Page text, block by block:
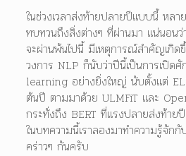
ในช่วงเวลาส่งท้ายปลายปีแบบนี้ หลา
ทบทวนถึงสิ่งต่างๆ ที่ผ่านมา แน่นอน
จะผ่านพ้นไปนี้ มีเหตุการณ์สำคัญเกิด
วงการ NLP ก็นับว่าปีนี้เป็นการเปิด
learning อย่างยิ่งใหญ่ นับตั้งแต่
ต้นปี ตามมาด้วย ULMFiT และ
กระทั่งถึง BERT ที่แรงปลายส่งท้าย
ในบทความนี้เราลองมาทำความรู้จักกั
คร่าวๆ กันครับ